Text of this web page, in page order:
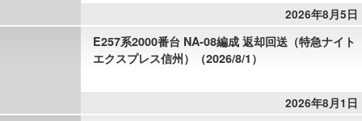
2026年8月5日
E257系2000番台 NA-08編成 返却回送（特急ナイト
エクスプレス信州）（2026/8/1）
2026年8月1日